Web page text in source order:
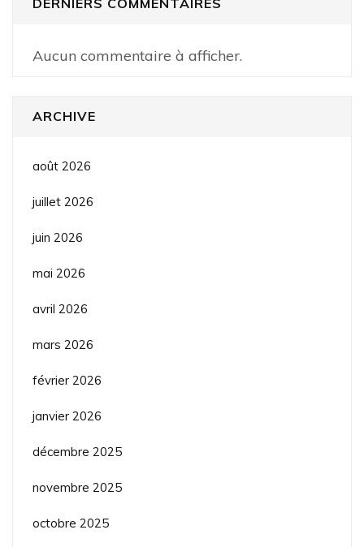
Aucun commentaire à afficher.
ARCHIVE
août 2026
juillet 2026
juin 2026
mai 2026
avril 2026
mars 2026
février 2026
janvier 2026
décembre 2025
novembre 2025
octobre 2025